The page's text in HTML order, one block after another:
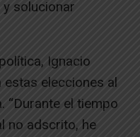
solucionar
Ignacio
elecciones al
“Durante el tiempo
no adscrito, he